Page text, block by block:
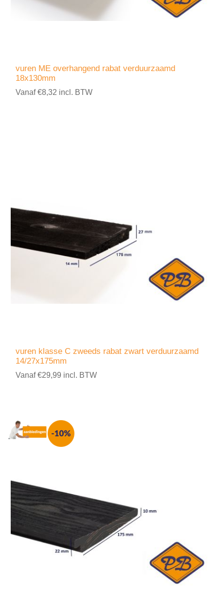
vuren ME overhangend rabat verduurzaamd
18x130mm
Vanaf €8,32 incl. BTW
vuren klasse C zweeds rabat zwart verduurzaamd
14/27x175mm
Vanaf €29,99 incl. BTW